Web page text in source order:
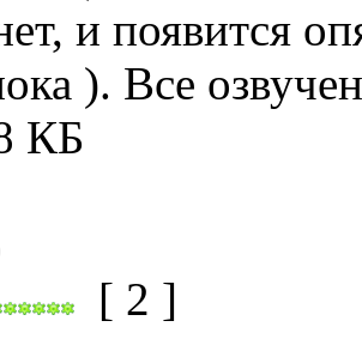
и появится
). Все
КБ
[ 2 ]